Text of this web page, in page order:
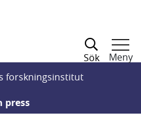
Sök
Meny
forskningsinstitut
press